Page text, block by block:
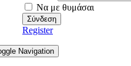
Να με θυμάσαι
Register
Navigation